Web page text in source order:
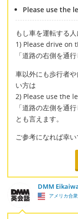
Please use the
もし車を運転する
1) Please drive on
「道路の右側を通
車以外にも歩行者
い方は
2) Please use the
「道路の左側を通
とも言えます。
ご参考になれば幸い
DMM
アメリカ合